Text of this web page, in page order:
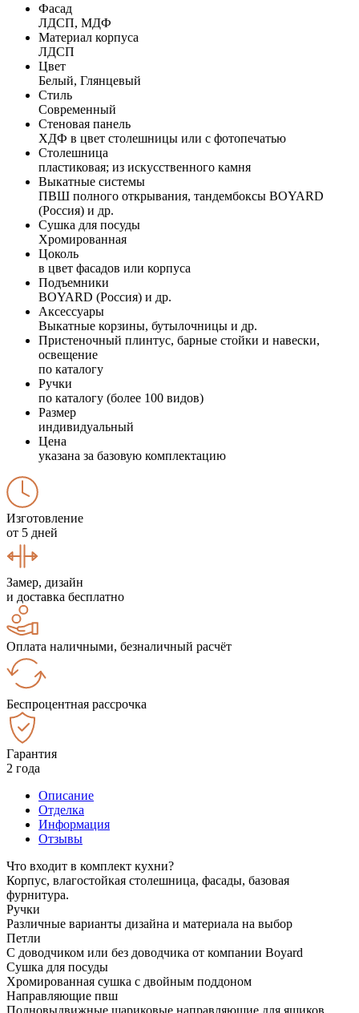
Фасад
ЛДСП, МДФ
Материал корпуса
ЛДСП
Цвет
Белый, Глянцевый
Стиль
Современный
Стеновая панель
ХДФ в цвет столешницы или с фотопечатью
Столешница
пластиковая; из искусственного камня
Выкатные системы
ПВШ полного открывания, тандембоксы BOYARD
(Россия) и др.
Сушка для посуды
Хромированная
Цоколь
в цвет фасадов или корпуса
Подъемники
BOYARD (Россия) и др.
Аксессуары
Выкатные корзины, бутылочницы и др.
Пристеночный плинтус, барные стойки и навески,
освещение
по каталогу
Ручки
по каталогу (более 100 видов)
Размер
индивидуальный
Цена
указана за базовую комплектацию
Изготовление
от 5 дней
Замер, дизайн
и доставка бесплатно
Оплата наличными, безналичный расчёт
Беспроцентная рассрочка
Гарантия
2 года
Описание
Отделка
Информация
Отзывы
Что входит в комплект кухни?
Корпус, влагостойкая столешница, фасады, базовая
фурнитура.
Ручки
Различные варианты дизайна и материала на выбор
Петли
С доводчиком или без доводчика от компании Boyard
Сушка для посуды
Хромированная сушка с двойным поддоном
Направляющие пвш
Полновыдвижные шариковые направляющие для ящиков